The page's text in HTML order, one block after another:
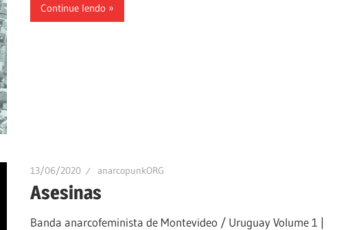
Continue lendo
13/06/2020 anarcopunkORG
Asesinas
Banda anarcofeminista de Montevideo / Uruguay Volume 1 |